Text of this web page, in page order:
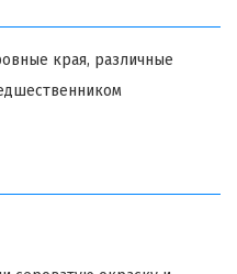
края, различные